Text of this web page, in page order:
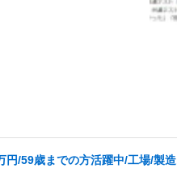
円/59歳までの方活躍中/工場/製造